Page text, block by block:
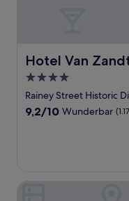
Hotel Van
Hotel Van Zandt
4.0-
Sterne-
Unterkunft
Rainey Street Historic
9.2
9,2/10 Wunderbar